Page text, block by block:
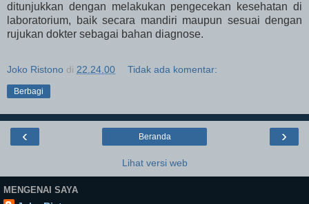
ditunjukkan dengan melakukan pengecekan kesehatan di
laboratorium, baik secara mandiri maupun sesuai dengan
rujukan dokter sebagai bahan diagnose.
Joko Ristono di 22.24.00 Tidak ada komentar:
Berbagi
‹ ›
Beranda
Lihat versi web
MENGENAI SAYA